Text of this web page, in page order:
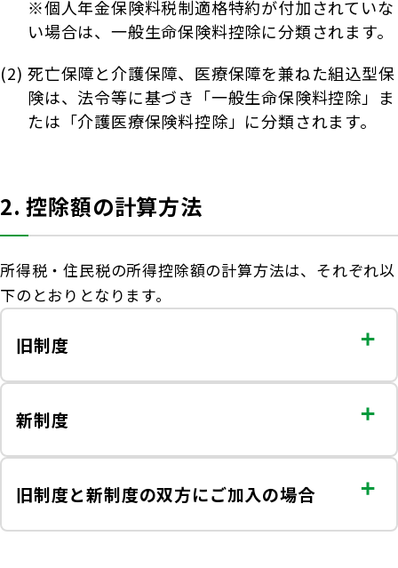
※個人年金保険料税制適格特約が付加されていな
い場合は、一般生命保険料控除に分類されます。
(2) 死亡保障と介護保障、医療保障を兼ねた組込型保
険は、法令等に基づき「一般生命保険料控除」ま
たは「介護医療保険料控除」に分類されます。
2. 控除額の計算方法
所得税・住民税の所得控除額の計算方法は、それぞれ以
下のとおりとなります。
旧制度
新制度
旧制度と新制度の双方にご加入の場合